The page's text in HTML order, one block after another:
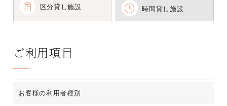
区分貸し施設 時間貸し施設
ご利用項目
お客様の利用者種別